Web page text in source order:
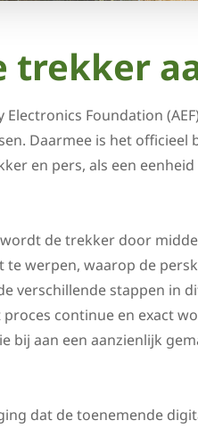
trekker
Foundation
Daarmee is het
en pers, als een
de trekker door
werpen, waarop de
verschillende stappen in
continue en exact
aan een aanzienlijk
dat de toenemende